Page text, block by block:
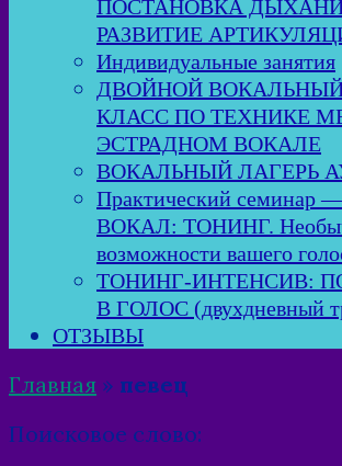
ПОСТАНОВКА
РАЗВИТИЕ
Индивидуальные занятия
ДВОЙНОЙ
КЛАСС ПО ТЕХНИКЕ
ЭСТРАДНОМ ВОКАЛЕ
ВОКАЛЬНЫЙ ЛАГЕРЬ
Практический семинар
ВОКАЛ: ТОНИНГ.
возможности вашего
ТОНИНГ-ИНТЕНСИВ:
В ГОЛОС (двухдневный
ОТЗЫВЫ
Главная » певец
Поисковое слово: